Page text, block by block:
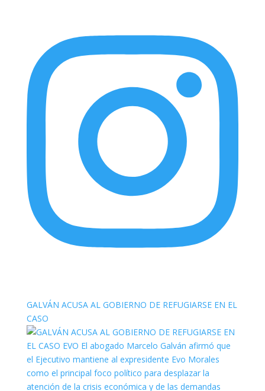
GALVÁN ACUSA AL GOBIERNO DE REFUGIARSE EN EL
CASO